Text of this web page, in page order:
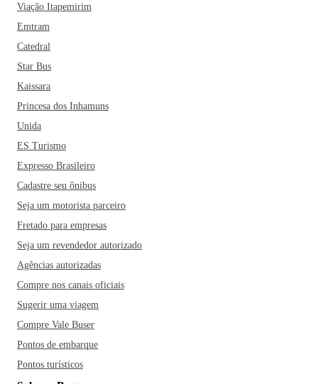
Viação Itapemirim
Emtram
Catedral
Star Bus
Kaissara
Princesa dos Inhamuns
Unida
ES Turismo
Expresso Brasileiro
Cadastre seu ônibus
Seja um motorista parceiro
Fretado para empresas
Seja um revendedor autorizado
Agências autorizadas
Compre nos canais oficiais
Sugerir uma viagem
Compre Vale Buser
Pontos de embarque
Pontos turísticos